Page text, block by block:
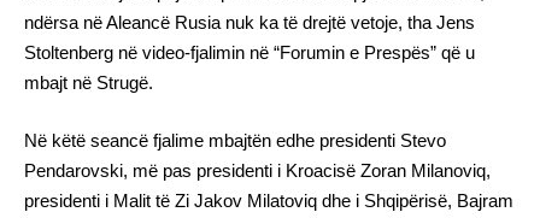
ndërsa në Aleancë Rusia nuk ka të drejtë vetoje, tha Jens
Stoltenberg në video-fjalimin në “Forumin e Prespës” që u
mbajt në Strugë.
Në këtë seancë fjalime mbajtën edhe presidenti Stevo
Pendarovski, më pas presidenti i Kroacisë Zoran Milanoviq,
presidenti i Malit të Zi Jakov Milatoviq dhe i Shqipërisë, Bajram